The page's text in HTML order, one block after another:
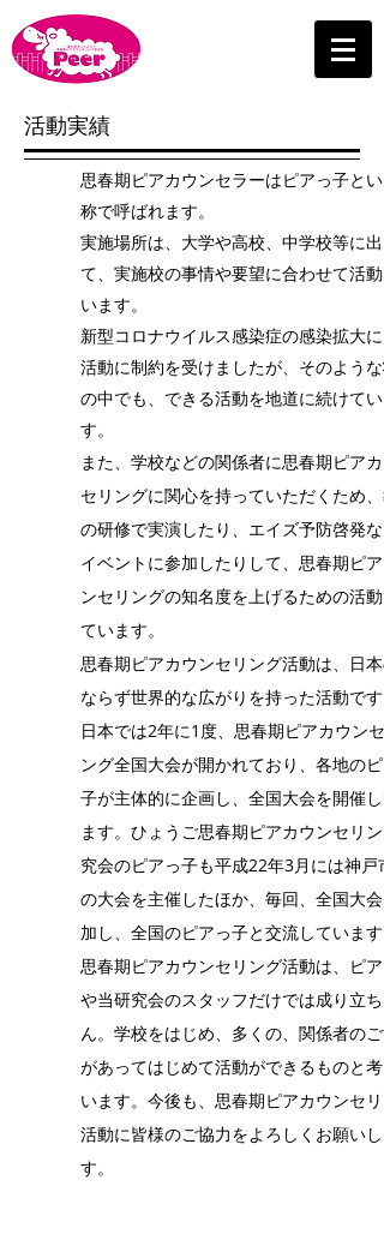
活動実績
思春期ピアカウンセラーはピアっ子とい
称で呼ばれます。
実施場所は、大学や高校、中学校等に出
て、実施校の事情や要望に合わせて活動
います。
新型コロナウイルス感染症の感染拡大に
活動に制約を受けましたが、そのような
の中でも、できる活動を地道に続けてい
す。
また、学校などの関係者に思春期ピアカ
セリングに関心を持っていただくため、
の研修で実演したり、エイズ予防啓発な
イベントに参加したりして、思春期ピア
ンセリングの知名度を上げるための活動
ています。
思春期ピアカウンセリング活動は、日本
ならず世界的な広がりを持った活動です
日本では2年に1度、思春期ピアカウンセ
ング全国大会が開かれており、各地のピ
子が主体的に企画し、全国大会を開催し
ます。ひょうご思春期ピアカウンセリン
究会のピアっ子も平成22年3月には神戸
の大会を主催したほか、毎回、全国大会
加し、全国のピアっ子と交流しています
思春期ピアカウンセリング活動は、ピア
や当研究会のスタッフだけでは成り立ち
ん。学校をはじめ、多くの、関係者のご
があってはじめて活動ができるものと考
います。今後も、思春期ピアカウンセリ
活動に皆様のご協力をよろしくお願いし
す。